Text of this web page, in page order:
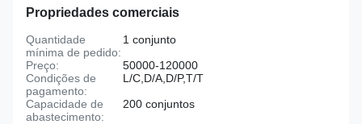
Propriedades comerciais
Quantidade
mínima de pedido:
1 conjunto
Preço:
50000-120000
Condições de
pagamento:
L/C,D/A,D/P,T/T
Capacidade de
abastecimento:
200 conjuntos